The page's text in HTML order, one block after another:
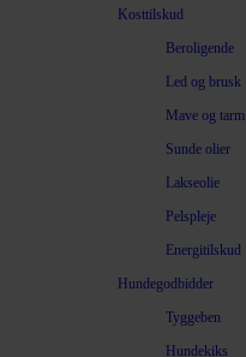
Kosttilskud
Beroligende
Led og brusk
Mave og tarm
Sunde olier
Lakseolie
Pelspleje
Energitilskud
Hundegodbidder
Tyggeben
Hundekiks